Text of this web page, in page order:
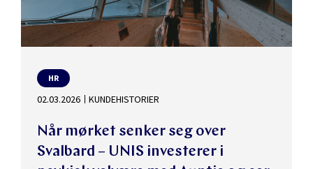
HR
02.03.2026 KUNDEHISTORIER
Når mørket senker seg over
Svalbard – UNIS investerer i